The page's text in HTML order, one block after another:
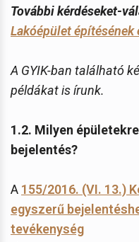
További kérdéseket-
Lakóépület építésének
A GYIK-ban található
példákat is írunk.
1.2. Milyen
bejelentés?
A 155/2016. (VI. 13.)
egyszerű
tevékenység